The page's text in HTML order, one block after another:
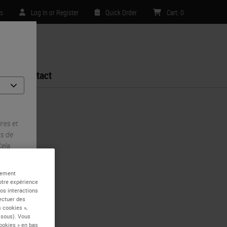
et
de
Log In or Register Quick Order Cart: 0
Contact
expérience
interactions
des
cookies »,
Vous
» en bas